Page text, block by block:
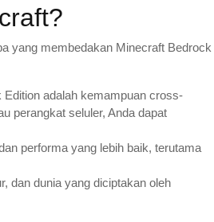
yang membedakan Minecraft Bedrock
adalah kemampuan cross-
perangkat seluler, Anda dapat
performa yang lebih baik, terutama
dan dunia yang diciptakan oleh